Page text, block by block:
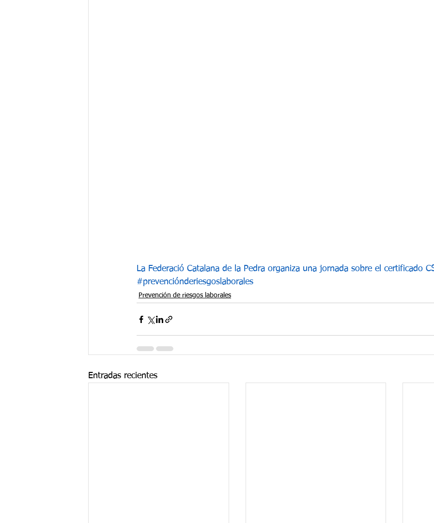
La Federació Catalana de la Pedra organiza una jornada sobre el certificado
#prevenciónderiesgoslaborales
Prevención de riesgos laborales
Entradas recientes